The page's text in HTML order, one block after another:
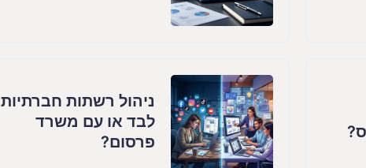
ניהול רשתות חברתיות
לבד או עם משרד
פרסום?